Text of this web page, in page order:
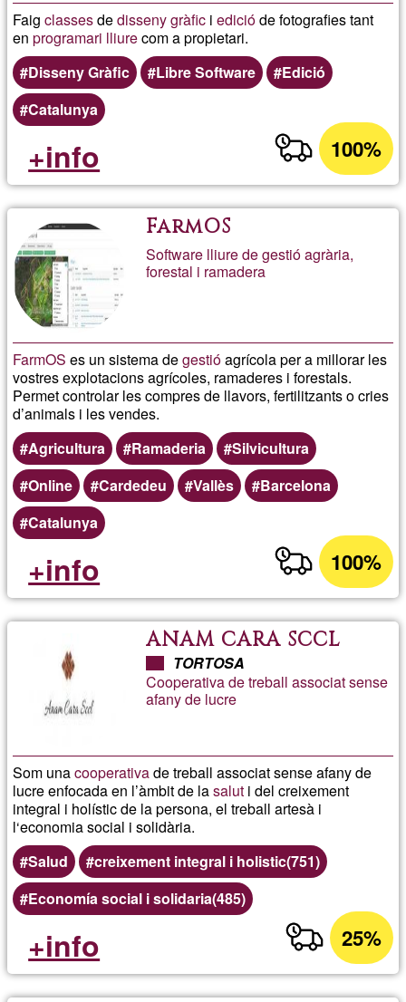
Faigclassesdedisseny gràfic iedicióde fotografies tant
enprogramari lliurecom a propietari.
Disseny Gràfic
Libre Software
Edició
Catalunya
100%
+info
FarmOS
Software lliure de gestió agrària,
forestal i ramadera
FarmOS es un sistema degestióagrícola per a millorar les
vostres explotacions agrícoles, ramaderes i forestals.
Permet controlar les compres de llavors, fertilitzants o cries
d’animals i les vendes.
Agricultura
Ramaderia
Silvicultura
Online
Cardedeu Vallès
Barcelona
Catalunya
100%
+info
ANAM CARA SCCL
TORTOSA
Cooperativa de treball associat sense
afany de lucre
Som unacooperativade treball associat sense afany de
lucre enfocada en l’àmbit de lasalut i del creixement
integral i holístic de la persona, el treball artesà i
l‘economia social i solidària.
Salud
creixement integral i holistic(751)
Economía social i solidaria(485)
25%
+info